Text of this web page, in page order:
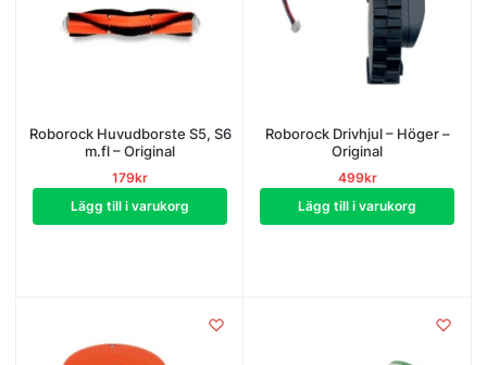
Roborock Huvudborste S5, S6
m.fl – Original
179kr
Lägg till i varukorg
Roborock Drivhjul – Höger –
Original
499kr
Lägg till i varukorg